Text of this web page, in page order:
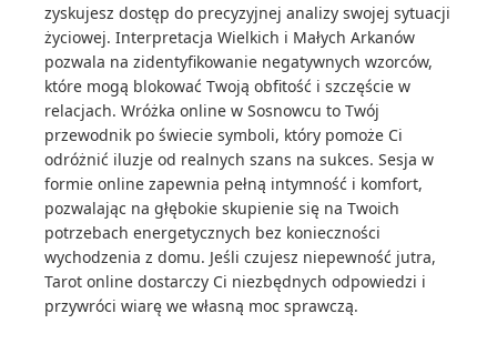
zyskujesz dostęp do precyzyjnej analizy swojej sytuacji
życiowej. Interpretacja Wielkich i Małych Arkanów
pozwala na zidentyfikowanie negatywnych wzorców,
które mogą blokować Twoją obfitość i szczęście w
relacjach. Wróżka online w Sosnowcu to Twój
przewodnik po świecie symboli, który pomoże Ci
odróżnić iluzje od realnych szans na sukces. Sesja w
formie online zapewnia pełną intymność i komfort,
pozwalając na głębokie skupienie się na Twoich
potrzebach energetycznych bez konieczności
wychodzenia z domu. Jeśli czujesz niepewność jutra,
Tarot online dostarczy Ci niezbędnych odpowiedzi i
przywróci wiarę we własną moc sprawczą.